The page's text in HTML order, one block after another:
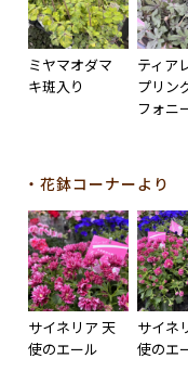
ミヤマオダマ
キ斑入り
ティア
プリン
フォニ
・花鉢コーナーより
サイネリア 天
使のエール
サイネ
使のエ